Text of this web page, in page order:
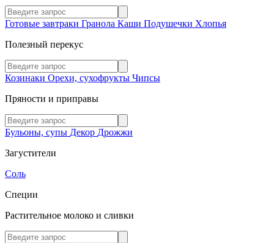
Готовые завтраки Гранола Каши Подушечки Хлопья
Полезный перекус
Козинаки Орехи, сухофрукты Чипсы
Пряности и приправы
Бульоны, супы Декор Дрожжи
Загустители
Соль
Специи
Растительное молоко и сливки